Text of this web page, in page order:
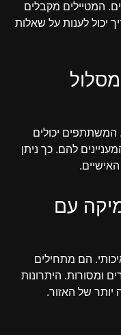
המטיילים מקבלים
יכול לענות על שאלות
המשתתפים יכולים
להם. כך ניתן
עם
הם מתחילים
ומסורות. היתרונות
יותר של האזור.